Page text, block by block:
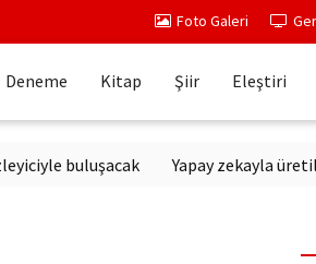
Foto Galeri
Deneme Kitap Şiir Eleştiri
buluşacak Yapay zekayla üretilen